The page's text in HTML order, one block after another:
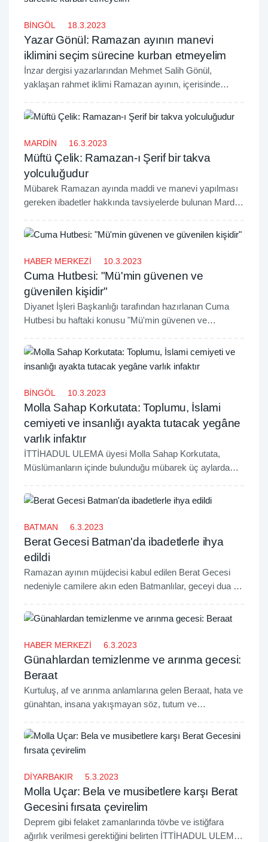
BİNGÖL 18.3.2023
Yazar Gönül: Ramazan ayının manevi
iklimini seçim sürecine kurban etmeyelim
İnzar dergisi yazarlarından Mehmet Salih Gönül,
yaklaşan rahmet iklimi Ramazan ayının, içerisinde
kalmaması için çağrıda bulundu.
MARDİN 16.3.2023
Müftü Çelik: Ramazan-ı Şerif bir takva
yolculuğudur
Mübarek Ramazan ayında maddi ve manevi yapılması
gereken ibadetler hakkında tavsiyelerde bulunan Mardin
yolculuğudur. Rabbimizin arzuladığı yaşam biçimini
HABER MERKEZİ 10.3.2023
Cuma Hutbesi: "Mü'min güvenen ve
güvenilen kişidir"
Diyanet İşleri Başkanlığı tarafından hazırlanan Cuma
Hutbesi bu haftaki konusu "Mü'min güvenen ve
BİNGÖL 10.3.2023
Molla Sahap Korkutata: Toplumu, İslami
cemiyeti ve insanlığı ayakta tutacak yegâne
varlık infaktır
İTTİHADUL ULEMA üyesi Molla Sahap Korkutata,
Müslümanların içinde bulunduğu mübarek üç aylarda
depremzede ve medreseler başta olmak üzere bu
BATMAN 6.3.2023
Berat Gecesi Batman'da ibadetlerle ihya
edildi
Ramazan ayının müjdecisi kabul edilen Berat Gecesi
nedeniyle camilere akın eden Batmanlılar, geceyi dua ve
HABER MERKEZİ 6.3.2023
Günahlardan temizlenme ve arınma gecesi:
Beraat
​Kurtuluş, af ve arınma anlamlarına gelen Beraat, hata ve
günahtan, insana yakışmayan söz, tutum ve
DİYARBAKIR 5.3.2023
Molla Uçar: Bela ve musibetlere karşı Berat
Gecesini fırsata çevirelim
Deprem gibi felaket zamanlarında tövbe ve istiğfara
ağırlık verilmesi gerektiğini belirten İTTİHADUL ULEMA